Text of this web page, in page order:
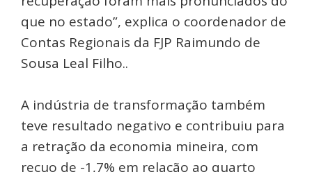
que no estado”, explica o coordenador de
Contas Regionais da FJP Raimundo de
Sousa Leal Filho..
A indústria de transformação também
teve resultado negativo e contribuiu para
a retração da economia mineira, com
recuo de -1,7% em relação ao quarto